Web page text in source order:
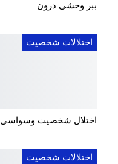
ببر وحشی درون
اختلالات شخصیت
اختلال شخصیت وسواسی
اختلالات شخصیت